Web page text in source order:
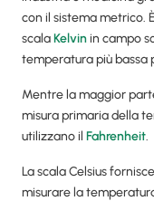
con il sistema metrico.
scalaKelvinin campo
temperatura più bassa
Mentre la maggior
misura primaria della
utilizzano il Fahrenheit.
La scala Celsius
misurare la